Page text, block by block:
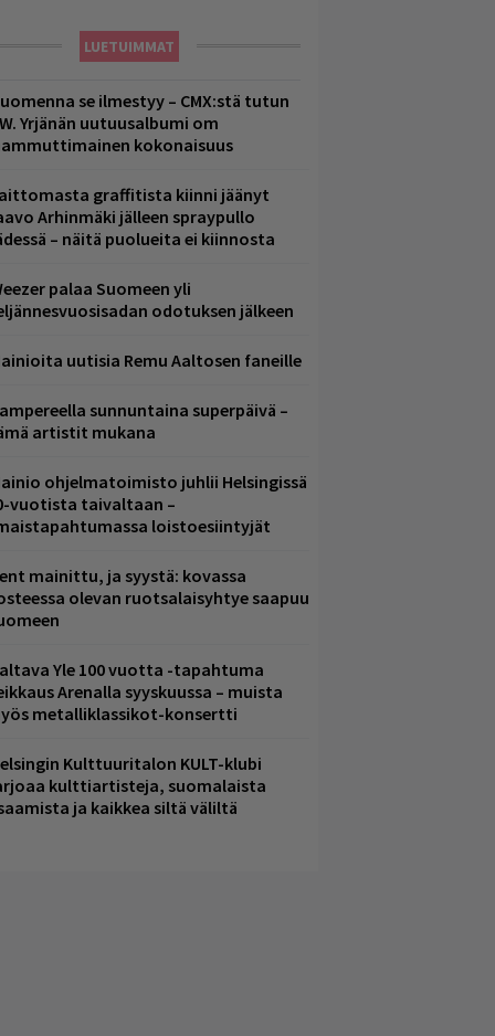
LUETUIMMAT
se ilmestyy – CMX:stä tutun
Yrjänän uutuusalbumi om
kokonaisuus
graffitista kiinni jäänyt
Arhinmäki jälleen spraypullo
– näitä puolueita ei kiinnosta
palaa Suomeen yli
odotuksen jälkeen
uutisia Remu Aaltosen faneille
sunnuntaina superpäivä –
artistit mukana
ohjelmatoimisto juhlii Helsingissä
vuotista taivaltaan –
loistoesiintyjät
mainittu, ja syystä: kovassa
olevan ruotsalaisyhtye saapuu
Yle 100 vuotta -tapahtuma
Arenalla syyskuussa – muista
metalliklassikot-konsertti
Kulttuuritalon KULT-klubi
kulttiartisteja, suomalaista
ja kaikkea siltä väliltä